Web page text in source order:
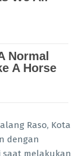
Raso, Kota
dengan
melakukan